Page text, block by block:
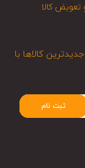
تعویض کالا
کالاها با
ثبت نام